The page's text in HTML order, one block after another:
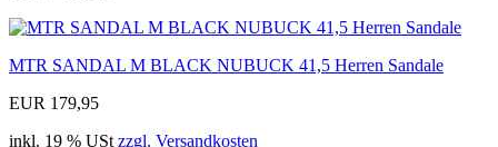
MTR SANDAL M BLACK NUBUCK 41,5 Herren Sandale
EUR 179,95
inkl. 19 % USt zzgl. Versandkosten